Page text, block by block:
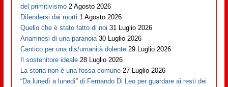
del primitivismo 2 Agosto 2026
Difendersi dai morti 1 Agosto 2026
Quello che è stato fatto di noi 31 Luglio 2026
Anamnesi di una paranoia 30 Luglio 2026
Cantico per una dis/umanità dolente 29 Luglio 2026
Il sostenitore ideale 28 Luglio 2026
La storia non è una fossa comune 27 Luglio 2026
“Da lunedì a lunedì” di Fernando Di Leo per guardare ai resti dei